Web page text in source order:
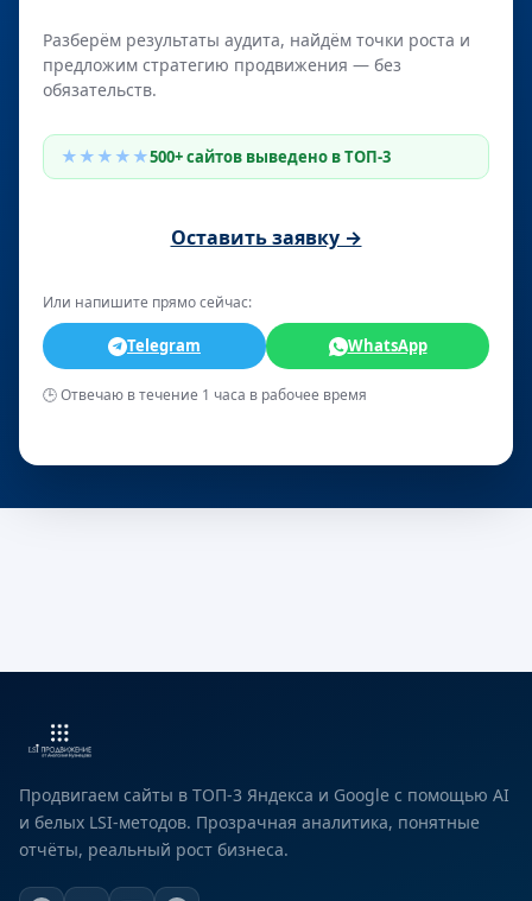
Разберём результаты аудита, найдём точки роста и
предложим стратегию продвижения — без
обязательств.
★★★★★500+ сайтов выведено в ТОП-3
Оставить заявку →
Или напишите прямо сейчас:
Telegram WhatsApp
🕒 Отвечаю в течение 1 часа в рабочее время
Продвигаем сайты в ТОП-3 Яндекса и Google с помощью AI
и белых LSI-методов. Прозрачная аналитика, понятные
отчёты, реальный рост бизнеса.